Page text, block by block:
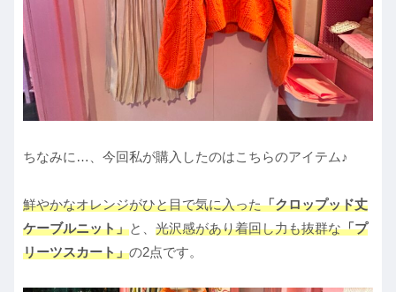
ちなみに…、今回私が購入したのはこちらのアイテム♪
鮮やかなオレンジがひと目で気に入った「クロップッド丈
ケーブルニット」と、 光沢感があり着回し力も抜群な「プ
リーツスカート」の2点です。